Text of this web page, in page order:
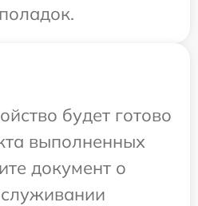
будет готово
выполненных
документ о